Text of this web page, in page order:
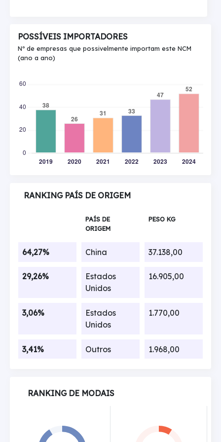
POSSÍVEIS IMPORTADORES
Nº de empresas que possivelmente importam este NCM
(ano a ano)
RANKING PAÍS DE ORIGEM
PAÍS DE
ORIGEM
PESO KG
64,27% China 37.138,00
29,26%
Estados
Unidos
16.905,00
3,06%
Estados
Unidos
1.770,00
3,41% Outros 1.968,00
RANKING DE MODAIS